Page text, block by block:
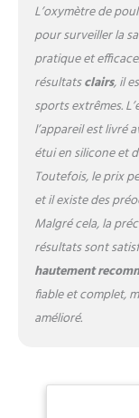
L’oxymètre de
pour surveiller la
pratique et
résultatsclairs, il
sports extrêmes.
l’appareil est livré
étui en silicone et
Toutefois, le prix
et il existe des
Malgré cela, la
résultats sont
hautement
fiable et complet,
amélioré.